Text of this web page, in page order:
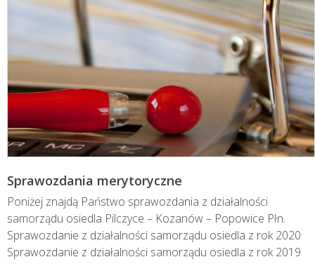
Sprawozdania merytoryczne
Poniżej znajdą Państwo sprawozdania z działalności
samorządu osiedla Pilczyce – Kozanów – Popowice Płn.
Sprawozdanie z działalności samorządu osiedla z rok 2020
Sprawozdanie z działalności samorządu osiedla z rok 2019